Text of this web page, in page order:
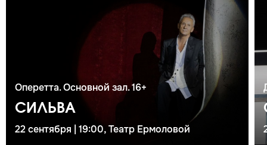
Оперетта. Основной зал. 16+
СИЛЬВА
22 сентября | 19:00, Театр Ермоловой